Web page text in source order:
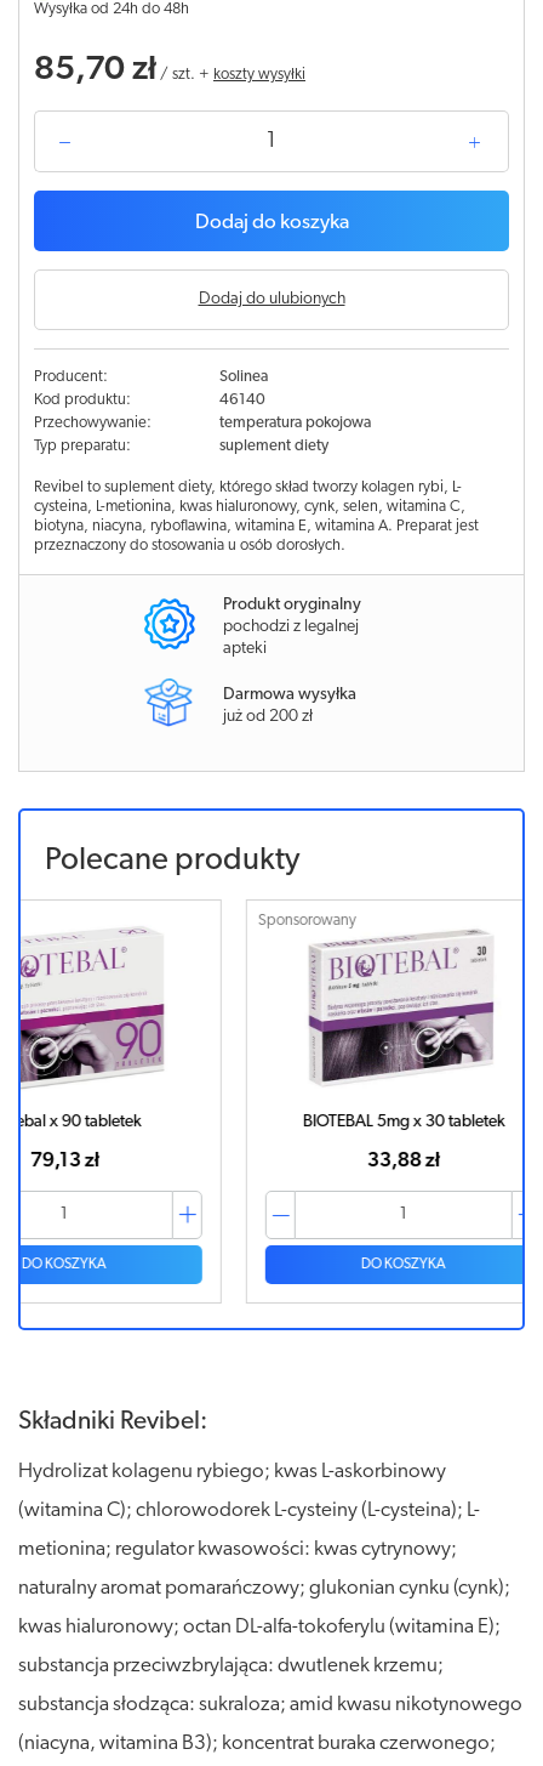
Wysyłka od 24h do 48h
85,70 zł / szt. + koszty wysyłki
Dodaj do koszyka
Dodaj do ulubionych
Producent:
Solinea
Kod produktu:
46140
Przechowywanie:
temperatura pokojowa
Typ preparatu:
suplement diety
Revibel to suplement diety, którego skład tworzy kolagen rybi, L-
cysteina, L-metionina, kwas hialuronowy, cynk, selen, witamina C,
biotyna, niacyna, ryboflawina, witamina E, witamina A. Preparat jest
przeznaczony do stosowania u osób dorosłych.
Produkt oryginalny
pochodzi z legalnej
apteki
Darmowa wysyłka
już od 200 zł
Polecane produkty
BIOTEBAL 5mg x 30 tabletek Biotebal
Składniki Revibel:
Hydrolizat kolagenu rybiego; kwas L-askorbinowy
(witamina C); chlorowodorek L-cysteiny (L-cysteina); L-
metionina; regulator kwasowości: kwas cytrynowy;
naturalny aromat pomarańczowy; glukonian cynku (cynk);
kwas hialuronowy; octan DL-alfa-tokoferylu (witamina E);
substancja przeciwzbrylająca: dwutlenek krzemu;
substancja słodząca: sukraloza; amid kwasu nikotynowego
(niacyna, witamina B3); koncentrat buraka czerwonego;